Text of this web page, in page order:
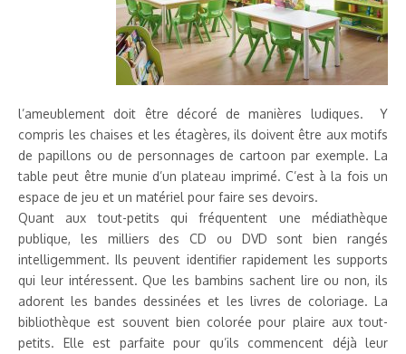
l’ameublement doit être décoré de manières ludiques. Y
compris les chaises et les étagères, ils doivent être aux motifs
de papillons ou de personnages de cartoon par exemple. La
table peut être munie d’un plateau imprimé. C’est à la fois un
espace de jeu et un matériel pour faire ses devoirs.
Quant aux tout-petits qui fréquentent une médiathèque
publique, les milliers des CD ou DVD sont bien rangés
intelligemment. Ils peuvent identifier rapidement les supports
qui leur intéressent. Que les bambins sachent lire ou non, ils
adorent les bandes dessinées et les livres de coloriage. La
bibliothèque est souvent bien colorée pour plaire aux tout-
petits. Elle est parfaite pour qu’ils commencent déjà leur